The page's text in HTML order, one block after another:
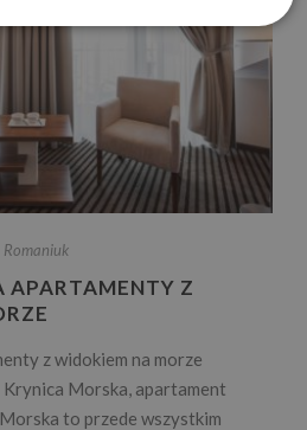
Romaniuk
APARTAMENTY Z
z widokiem na morze
Morska, apartament
to przede wszystkim